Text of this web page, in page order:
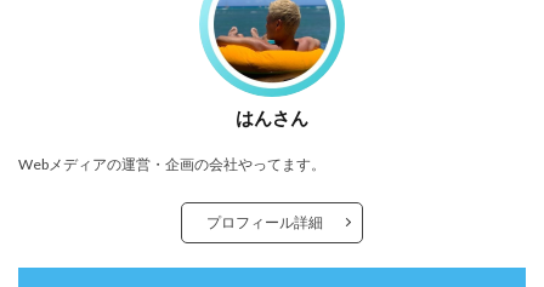
はんさん
Webメディアの運営・企画の会社やってます。
プロフィール詳細